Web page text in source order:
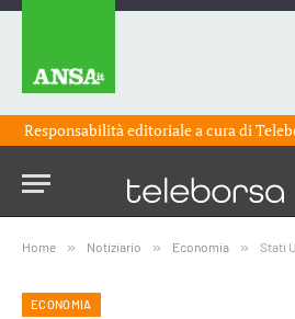
Responsabilità editoriale a cura di
Home » Notiziario » Economia » Stati Uniti:
ECONOMIA